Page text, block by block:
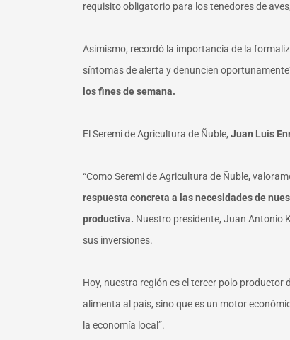
requisito obligatorio para los tenedores de
Asimismo, recordó la importancia de la
síntomas de alerta y denuncien
los fines de semana.
El Seremi de Agricultura de Ñuble, Juan Luis
“Como Seremi de Agricultura de Ñuble,
respuesta concreta a las necesidades de
productiva. Nuestro presidente, Juan Antonio
sus inversiones.
Hoy, nuestra región es el tercer polo productor
alimenta al país, sino que es un motor
la economía local”.